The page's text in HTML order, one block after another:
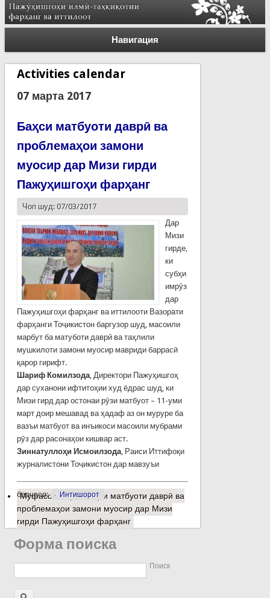
Навигация
Activities calendar
07 марта 2017
Баҳси матбуоти даврӣ ва
проблемаҳои замони
муосир дар Мизи гирди
Пажуҳишгоҳи фарҳанг
Чоп шуд: 07/03/2017
Дар
Мизи
гирде,
ки
субҳи
имрӯз
дар
Пажуҳишгоҳи фарҳанг ва иттилооти Вазорати
фарҳанги Тоҷикистон баргузор шуд, масоили
марбут ба матуботи даврӣ ва таҳлили
мушкилоти замони муосир мавриди баррасӣ
қарор гирифт.
Шариф Комилзода, Директори Пажуҳишгоҳ
дар суханони ифтитоҳии худ ёдрас шуд, ки
Мизи гирд дар остонаи рӯзи матбуот – 11-уми
март доир мешавад ва ҳадаф аз он муруре ба
вазъи матбуот ва инъикоси масоили мубрами
рӯз дар расонаҳои кишвар аст.
Зиннатуллоҳи Исмоилзода, Раиси Иттифоқи
журналистони Тоҷикистон дар мавзуъи
барчасп: Интишорот
Муфассалтаро Баҳси матбуоти даврӣ ва
проблемаҳои замони муосир дар Мизи
гирди Пажуҳишгоҳи фарҳанг
Форма поиска
Поиск